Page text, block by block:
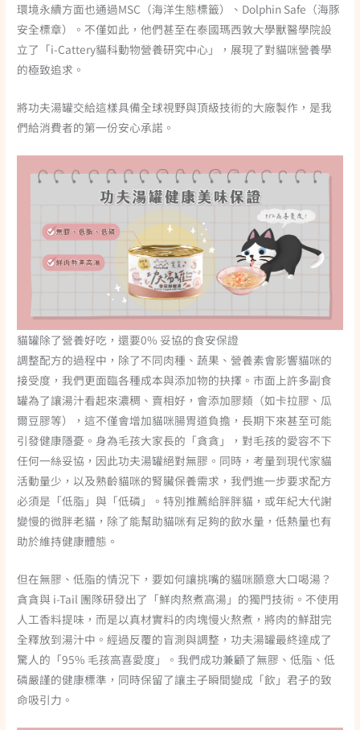
環境永續方面也通過MSC（海洋生態標籤）、Dolphin Safe（海豚
安全標章）。不僅如此，他們甚至在泰國瑪西敦大學獸醫學院設
立了「i-Cattery貓科動物營養研究中心」，展現了對貓咪營養學
的極致追求。
將功夫湯罐交給這樣具備全球視野與頂級技術的大廠製作，是我
們給消費者的第一份安心承諾。
貓罐除了營養好吃，還要0% 妥協的食安保證
調整配方的過程中，除了不同肉種、蔬果、營養素會影響貓咪的
接受度，我們更面臨各種成本與添加物的抉擇。市面上許多副食
罐為了讓湯汁看起來濃稠、賣相好，會添加膠類（如卡拉膠、瓜
爾豆膠等），這不僅會增加貓咪腸胃道負擔，長期下來甚至可能
引發健康隱憂。身為毛孩大家長的「貪貪」，對毛孩的愛容不下
任何一絲妥協，因此功夫湯罐絕對無膠。同時，考量到現代家貓
活動量少，以及熟齡貓咪的腎臟保養需求，我們進一步要求配方
必須是「低脂」與「低磷」。特別推薦給胖胖貓，或年紀大代謝
變慢的微胖老貓，除了能幫助貓咪有足夠的飲水量，低熱量也有
助於維持健康體態。
但在無膠、低脂的情況下，要如何讓挑嘴的貓咪願意大口喝湯？
貪貪與 i-Tail 團隊研發出了「鮮肉熬煮高湯」的獨門技術。不使用
人工香料提味，而是以真材實料的肉塊慢火熬煮，將肉的鮮甜完
全釋放到湯汁中。經過反覆的盲測與調整，功夫湯罐最終達成了
驚人的「95% 毛孩高喜愛度」。我們成功兼顧了無膠、低脂、低
磷嚴謹的健康標準，同時保留了讓主子瞬間變成「飲」君子的致
命吸引力。